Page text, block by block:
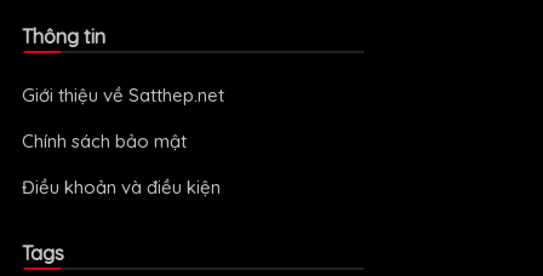
Thông tin
Giới thiệu về Satthep.net
Chính sách bảo mật
Điều khoản và điều kiện
Tags